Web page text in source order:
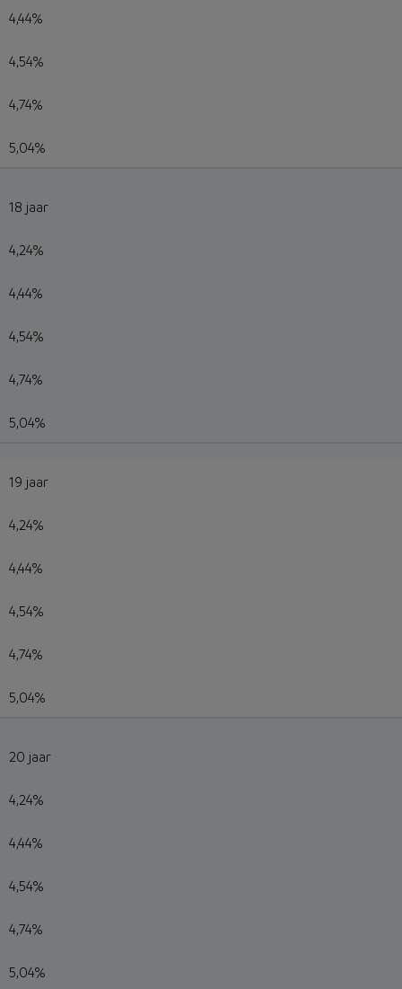
4,44%
4,54%
4,74%
5,04%
18 jaar
4,24%
4,44%
4,54%
4,74%
5,04%
19 jaar
4,24%
4,44%
4,54%
4,74%
5,04%
20 jaar
4,24%
4,44%
4,54%
4,74%
5,04%